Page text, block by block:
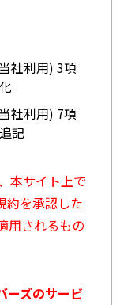
社利用) 3項
社利用) 7項
記
本サイト上で
約を承認した
用されるもの
ーズのサービ